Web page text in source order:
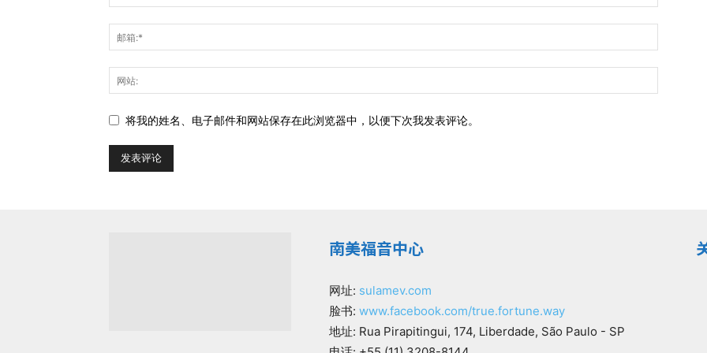
将我的姓名、电子邮件和网站保存在此浏览器中，以便下次我发表评论。
南美福音中心
网址: sulamev.com
脸书: www.facebook.com/true.fortune.way
地址: Rua Pirapitingui, 174, Liberdade, São Paulo - SP